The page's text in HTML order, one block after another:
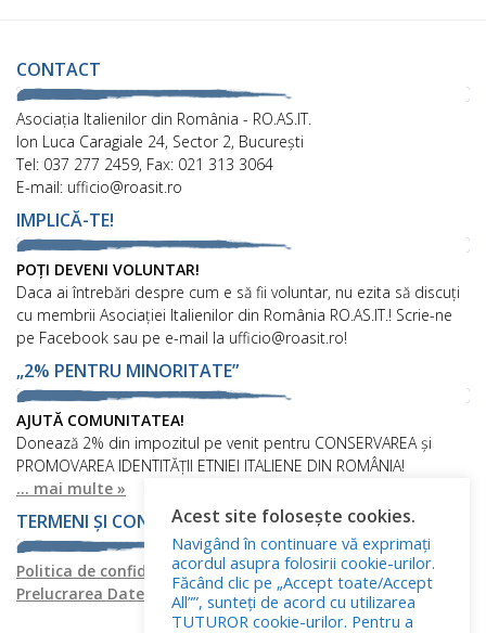
CONTACT
Asociaţia Italienilor din România - RO.AS.IT.
Ion Luca Caragiale 24, Sector 2, București
Tel: 037 277 2459, Fax: 021 313 3064
E-mail: ufficio@roasit.ro
IMPLICĂ-TE!
POȚI DEVENI VOLUNTAR!
Daca ai întrebări despre cum e să fii voluntar, nu ezita să discuți
cu membrii Asociației Italienilor din România RO.AS.IT.! Scrie-ne
pe Facebook sau pe e-mail la ufficio@roasit.ro!
„2% PENTRU MINORITATE”
AJUTĂ COMUNITATEA!
Donează 2% din impozitul pe venit pentru CONSERVAREA și
PROMOVAREA IDENTITĂȚII ETNIEI ITALIENE DIN ROMÂNIA!
... mai multe »
TERMENI ȘI CONDIȚII
Politica de confidențialitatePolitica privind fișierele cookies
Prelucrarea Datelor cu Caracter Personal
Acest site folosește cookies.
Navigând în continuare vă exprimați
acordul asupra folosirii cookie-urilor.
Făcând clic pe „Accept toate/Accept
All””, sunteți de acord cu utilizarea
TUTUROR cookie-urilor. Pentru a